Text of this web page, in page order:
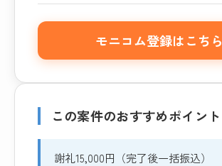
モニコム登録はこちら
この案件のおすすめポイント
謝礼15,000円（完了後一括振込）